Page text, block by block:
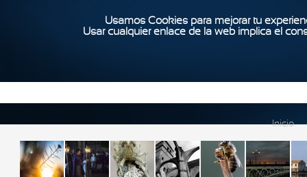
Usamos Cookies para mejorar tu
Usar cualquier enlace de la web implica el
Inicio